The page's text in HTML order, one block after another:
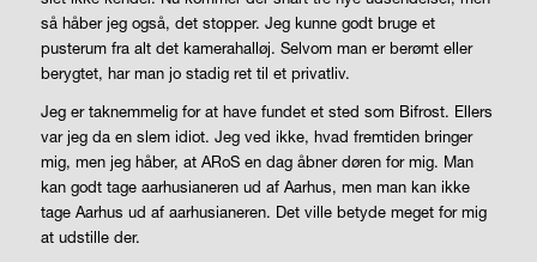
så håber jeg også, det stopper. Jeg kunne godt bruge et
pusterum fra alt det kamerahalløj. Selvom man er berømt eller
berygtet, har man jo stadig ret til et privatliv.
Jeg er taknemmelig for at have fundet et sted som Bifrost. Ellers
var jeg da en slem idiot. Jeg ved ikke, hvad fremtiden bringer
mig, men jeg håber, at ARoS en dag åbner døren for mig. Man
kan godt tage aarhusianeren ud af Aarhus, men man kan ikke
tage Aarhus ud af aarhusianeren. Det ville betyde meget for mig
at udstille der.